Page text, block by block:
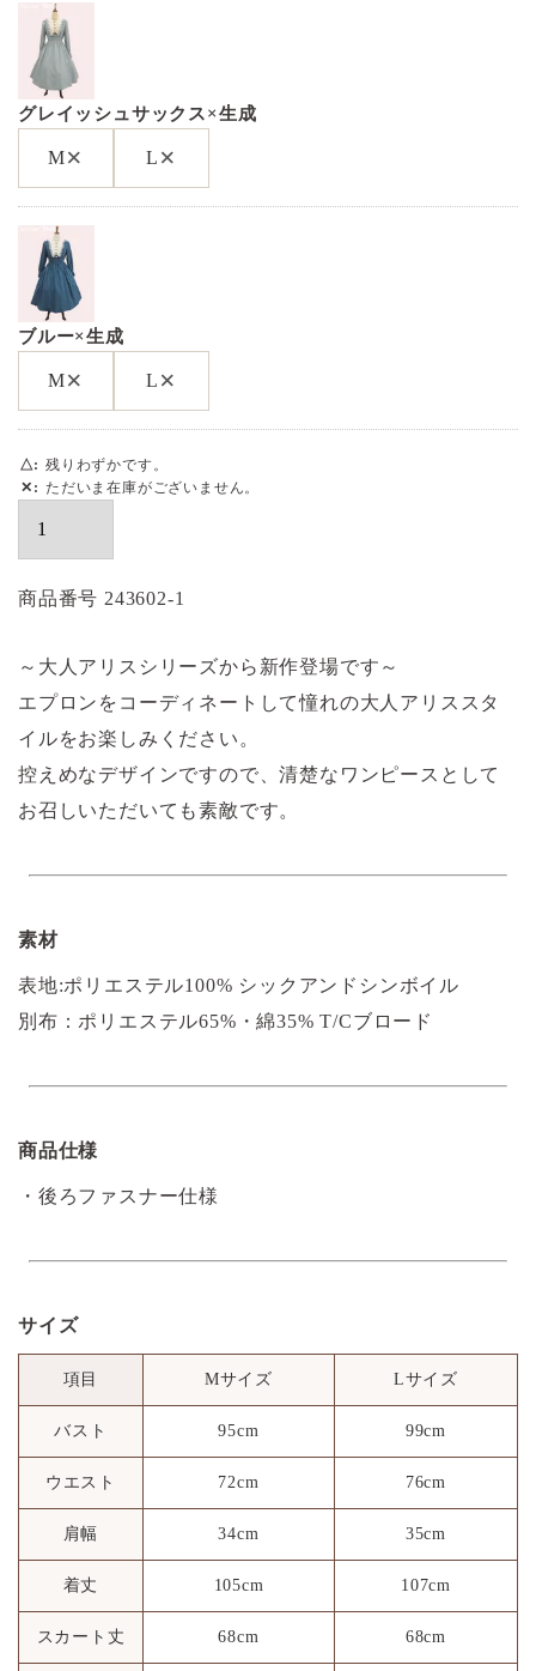
グレイッシュサックス×生成
M× L ×
ブルー×生成
M× L ×
△
残りわずかです。
✕
ただいま在庫がございません。
商品番号 243602-1
～大人アリスシリーズから新作登場です～
エプロンをコーディネートして憧れの大人アリススタ
イルをお楽しみください。
控えめなデザインですので、清楚なワンピースとして
お召しいただいても素敵です。
素材
表地:ポリエステル100% シックアンドシンボイル
別布：ポリエステル65%・綿35% T/Cブロード
商品仕様
・後ろファスナー仕様
サイズ
項目 Mサイズ Lサイズ
バスト 95cm 99cm
ウエスト 72cm 76cm
肩幅 34cm 35cm
着丈 105cm 107cm
スカート丈 68cm 68cm